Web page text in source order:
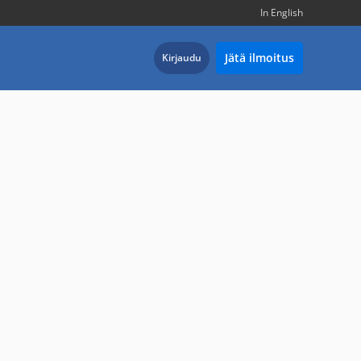
In English
Kirjaudu Jätä ilmoitus